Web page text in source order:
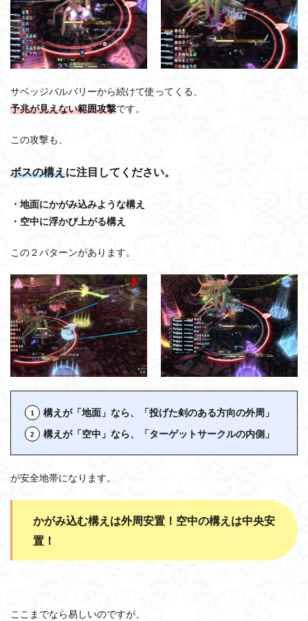
サベッジバルバリーから続けて使ってくる、
予兆が見えない範囲攻撃です。
この攻撃も、
ボスの構えに注目してください。
・地面にかがみ込みような構え
・空中に浮かび上がる構え
この２パターンがあります。
構えが「地面」なら、「投げた剣のある方向の外周」
構えが「空中」なら、「ターゲットサークルの内側」
が安全地帯になります。
かがみ込む構えは外周安置！空中の構えは中央安
置！
ここまでなら易しいのですが、